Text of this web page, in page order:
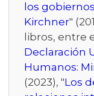
los
Kirchner"
libros, entre
Declaración
Humanos:
(2023), "Los